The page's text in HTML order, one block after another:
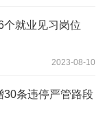
个就业见习岗位
2023-08-10
30条违停严管路段